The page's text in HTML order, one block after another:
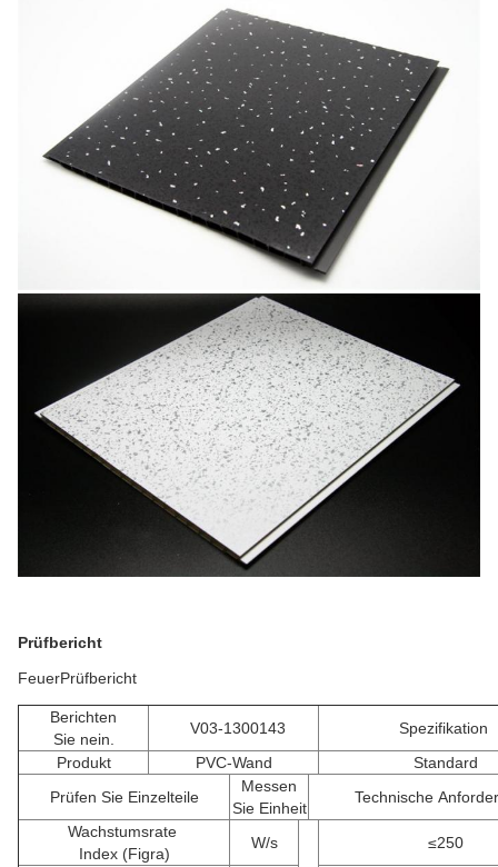
Prüfbericht
FeuerPrüfbericht
Berichten
Sie nein.
V03-1300143
Spezifikation
Produkt
PVC-Wand
Standard
Prüfen Sie Einzelteile
Messen
Sie Einheit
Technische
Wachstumsrate
Index (Figra)
W/s
≤250